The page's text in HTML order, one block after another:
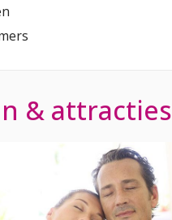
& attracties